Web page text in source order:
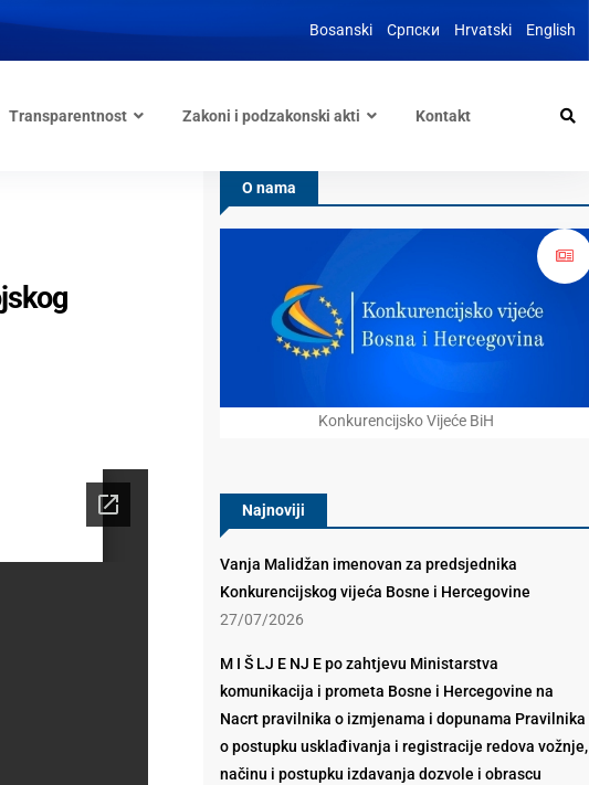
Bosanski Српски Hrvatski English
Transparentnost Zakoni i podzakonski akti Kontakt
O nama
Konkurencijsko Vijeće BiH
Najnoviji
Vanja Malidžan imenovan za predsjednika
Konkurencijskog vijeća Bosne i Hercegovine
27/07/2026
M I Š LJ E NJ E po zahtjevu Ministarstva
komunikacija i prometa Bosne i Hercegovine na
Nacrt pravilnika o izmjenama i dopunama Pravilnika
o postupku usklađivanja i registracije redova vožnje,
načinu i postupku izdavanja dozvole i obrascu